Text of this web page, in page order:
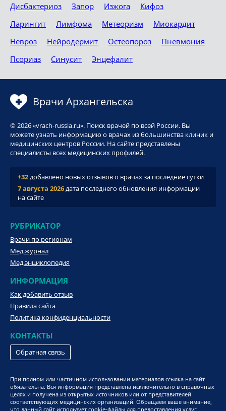
Дисбактериоз
Запор Изжога
Кифоз
Ларингит
Лимфома Метеоризм
Миокардит
Невроз
Нейродермит Остеопороз
Пневмония
Псориаз
Синусит Энцефалит
Врачи Архангельска
© 2026 «vrach-russia.ru». Поиск врачей по всей России. Вы
можете узнать информацию о врачах из большинства клиник и
медицинских центров России. На сайте представлены
специалисты всех медицинских профилей.
+32добавлено новых отзывов о врачах за последние сутки
7 августа 2026дата последнего обновления информации
на сайте
РУБРИКАТОР
Врачи по регионам
Мед.журнал
Мед.энциклопедия
ИНФОРМАЦИЯ
Как добавить отзыв
Правила сайта
Политика конфиденциальности
КОНТАКТЫ
Обратная связь
При полном или частичном использовании материалов ссылка на сайт
обязательна. Вся информация представлена исключительно в справочных
целях и получена из открытых источников или от представителей
соответствующих медицинских организаций. Обращаем ваше внимание,
что данный сайт использует cookie-файлы для предоставления услуг